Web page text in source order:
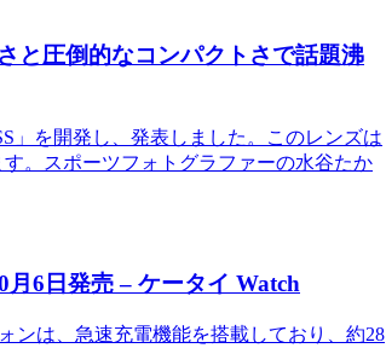
と圧倒的なコンパクトさで話題沸
」を開発し、発表しました。このレンズは
。スポーツフォトグラファーの水谷たか
月6日発売 – ケータイ Watch
ンは、急速充電機能を搭載しており、約28